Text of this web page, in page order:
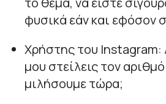
φυσικά εάν και εφόσον
Χρήστης του Instagram:
μου στείλεις τον
μιλήσουμε τώρα;